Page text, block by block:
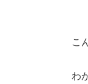
こ
わ